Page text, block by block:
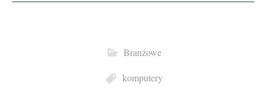
Branżowe
komputery